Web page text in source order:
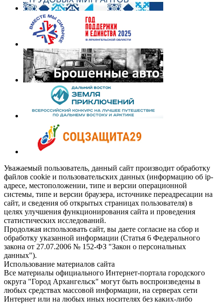
Уважаемый пользователь, данный сайт производит обработку
файлов cookie и пользовательских данных (информацию об ip-
адресе, местоположении, типе и версии операционной
системы, типе и версии браузера, источнике переадресации на
сайт, и сведения об открытых страницах пользователя) в
целях улучшения функционирования сайта и проведения
статистических исследований.
Продолжая использовать сайт, вы даете согласие на сбор и
обработку указанной информации (Статья 6 Федерального
закона от 27.07.2006 № 152-ФЗ "Закон о персональных
данных").
Использование материалов сайта
Все материалы официального Интернет-портала городского
округа "Город Архангельск" могут быть воспроизведены в
любых средствах массовой информации, на серверах сети
Интернет или на любых иных носителях без каких-либо